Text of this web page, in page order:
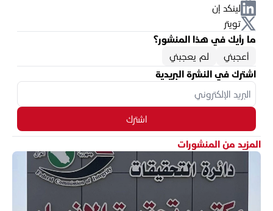
لينكد إن
تويتر
ما رأيك في هذا المنشور؟
أعجبني
لم يعجبني
اشترك في النشرة البريدية
اشترك
المزيد من المنشورات